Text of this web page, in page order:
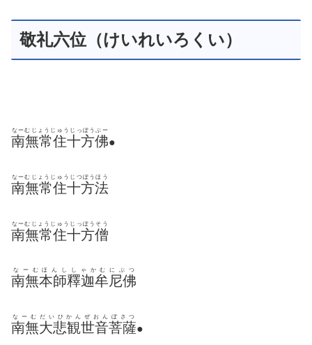
敬礼六位（けいれいろくい）
南無常住十方佛
なーむじょうじゅうじっぽうぶー
●
南無常住十方法
なーむじょうじゅうじつぽうほう
南無常住十方僧
なーむじょうじゅうじっぽうそう
南無本師釋迦牟尼佛
なーむほんししゃかむにぶつ
南無大悲観世音菩薩
なーむだいひかんぜおんぼさつ
●